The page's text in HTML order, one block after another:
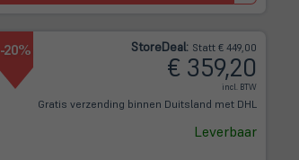
-20% StoreDeal: Statt € 449,00
€ 359,20
incl. BTW
Gratis verzending binnen Duitsland met DHL
Leverbaar